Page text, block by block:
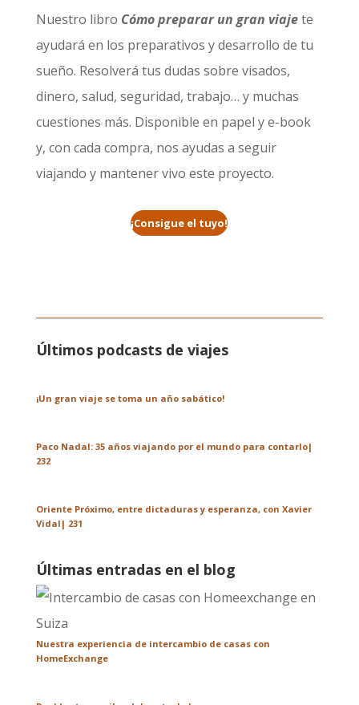
Nuestro libro Cómo preparar un gran viajete
ayudará en los preparativos y desarrollo de tu
sueño. Resolverá tus dudas sobre visados,
dinero, salud, seguridad, trabajo… y muchas
cuestiones más. Disponible en papel y e-book
y, con cada compra, nos ayudas a seguir
viajando y mantener vivo este proyecto.
¡Consigue el tuyo!
Últimos podcasts de viajes
¡Un gran viaje se toma un año sabático!
Paco Nadal: 35 años viajando por el mundo para contarlo|
232
Oriente Próximo, entre dictaduras y esperanza, con Xavier
Vidal| 231
Últimas entradas en el blog
Nuestra experiencia de intercambio de casas con
HomeExchange